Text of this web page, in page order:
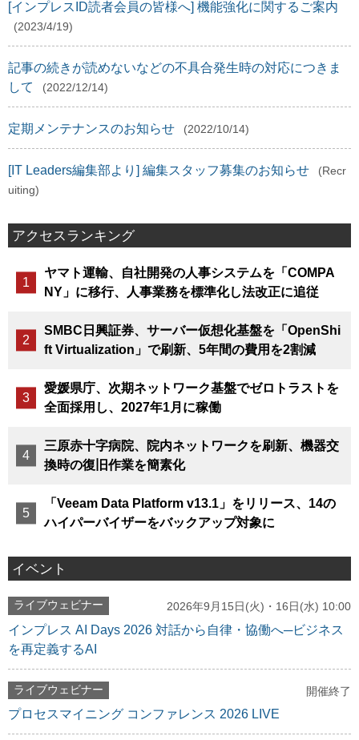
[インプレスID読者会員の皆様へ] 機能強化に関するご案内
(2023/4/19)
記事の続きが読めないなどの不具合発生時の対応につきま
して
(2022/12/14)
定期メンテナンスのお知らせ (2022/10/14)
[IT Leaders編集部より] 編集スタッフ募集のお知らせ
(Recr
uiting)
アクセスランキング
ヤマト運輸、自社開発の人事システムを「COMPA
NY」に移行、人事業務を標準化し法改正に追従
SMBC日興証券、サーバー仮想化基盤を「OpenShi
ft Virtualization」で刷新、5年間の費用を2割減
愛媛県庁、次期ネットワーク基盤でゼロトラストを
全面採用し、2027年1月に稼働
三原赤十字病院、院内ネットワークを刷新、機器交
換時の復旧作業を簡素化
「Veeam Data Platform v13.1」をリリース、14の
ハイパーバイザーをバックアップ対象に
イベント
ライブウェビナー 2026年9月15日(火)・16日(水) 10:00
インプレス AI Days 2026 対話から自律・協働へ─ビジネス
を再定義するAI
ライブウェビナー 開催終了
プロセスマイニング コンファレンス 2026 LIVE